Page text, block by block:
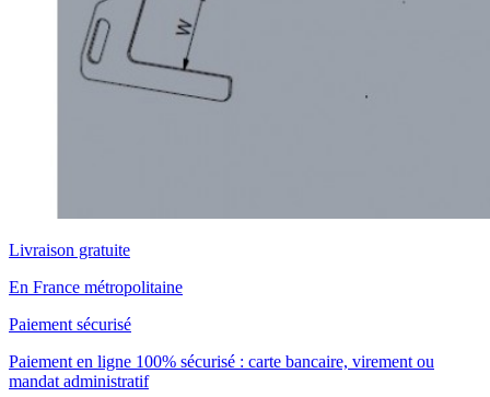
Livraison gratuite
En France métropolitaine
Paiement sécurisé
Paiement en ligne 100% sécurisé : carte bancaire, virement ou
mandat administratif